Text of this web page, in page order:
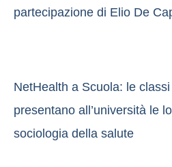
partecipazione di Elio De
NetHealth a Scuola: le
presentano all’università le
sociologia della salute